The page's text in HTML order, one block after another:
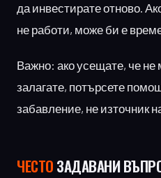
да инвестирате отново.
не работи, може би е
Важно: ако усещате, че не
залагате, потърсете
забавление, не източник
ЧЕСТOЗАДАВАНИ